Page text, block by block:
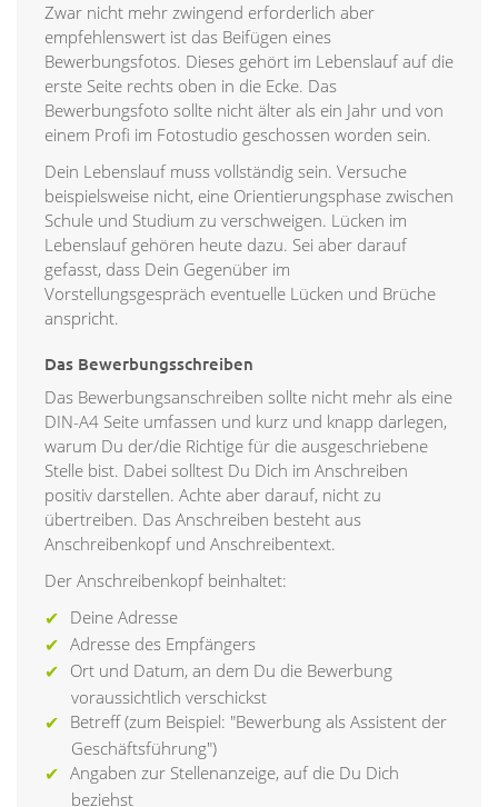
Zwar nicht mehr zwingend erforderlich aber
empfehlenswert ist das Beifügen eines
Bewerbungsfotos. Dieses gehört im Lebenslauf auf die
erste Seite rechts oben in die Ecke. Das
Bewerbungsfoto sollte nicht älter als ein Jahr und von
einem Profi im Fotostudio geschossen worden sein.
Dein Lebenslauf muss vollständig sein. Versuche
beispielsweise nicht, eine Orientierungsphase zwischen
Schule und Studium zu verschweigen. Lücken im
Lebenslauf gehören heute dazu. Sei aber darauf
gefasst, dass Dein Gegenüber im
Vorstellungsgespräch eventuelle Lücken und Brüche
anspricht.
Das Bewerbungsschreiben
Das Bewerbungsanschreiben sollte nicht mehr als eine
DIN-A4 Seite umfassen und kurz und knapp darlegen,
warum Du der/die Richtige für die ausgeschriebene
Stelle bist. Dabei solltest Du Dich im Anschreiben
positiv darstellen. Achte aber darauf, nicht zu
übertreiben. Das Anschreiben besteht aus
Anschreibenkopf und Anschreibentext.
Der Anschreibenkopf beinhaltet:
Deine Adresse
Adresse des Empfängers
Ort und Datum, an dem Du die Bewerbung
voraussichtlich verschickst
Betreff (zum Beispiel: "Bewerbung als Assistent der
Geschäftsführung")
Angaben zur Stellenanzeige, auf die Du Dich
beziehst